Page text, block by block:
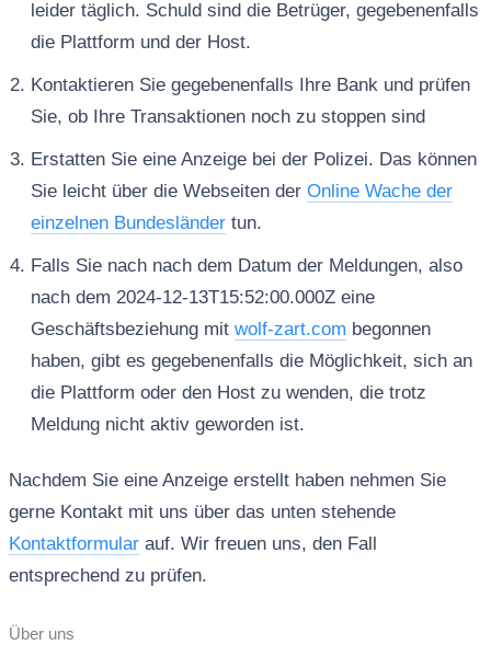
leider täglich. Schuld sind die Betrüger, gegebenenfalls
die Plattform und der Host.
Kontaktieren Sie gegebenenfalls Ihre Bank und prüfen
Sie, ob Ihre Transaktionen noch zu stoppen sind
Erstatten Sie eine Anzeige bei der Polizei. Das können
Sie leicht über die Webseiten der Online Wache der
einzelnen Bundesländertun.
Falls Sie nach nach dem Datum der Meldungen, also
nach dem 2024-12-13T15:52:00.000Z eine
Geschäftsbeziehung mit wolf-zart.com begonnen
haben, gibt es gegebenenfalls die Möglichkeit, sich an
die Plattform oder den Host zu wenden, die trotz
Meldung nicht aktiv geworden ist.
Nachdem Sie eine Anzeige erstellt haben nehmen Sie
gerne Kontakt mit uns über das unten stehende
Kontaktformularauf. Wir freuen uns, den Fall
entsprechend zu prüfen.
Über uns